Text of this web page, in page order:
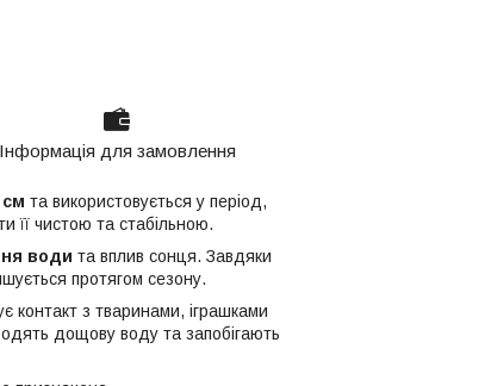
Інформація для замовлення
см та використовується у період,
її чистою та стабільною.
води та вплив сонця. Завдяки
протягом сезону.
контакт з тваринами, іграшками
дощову воду та запобігають